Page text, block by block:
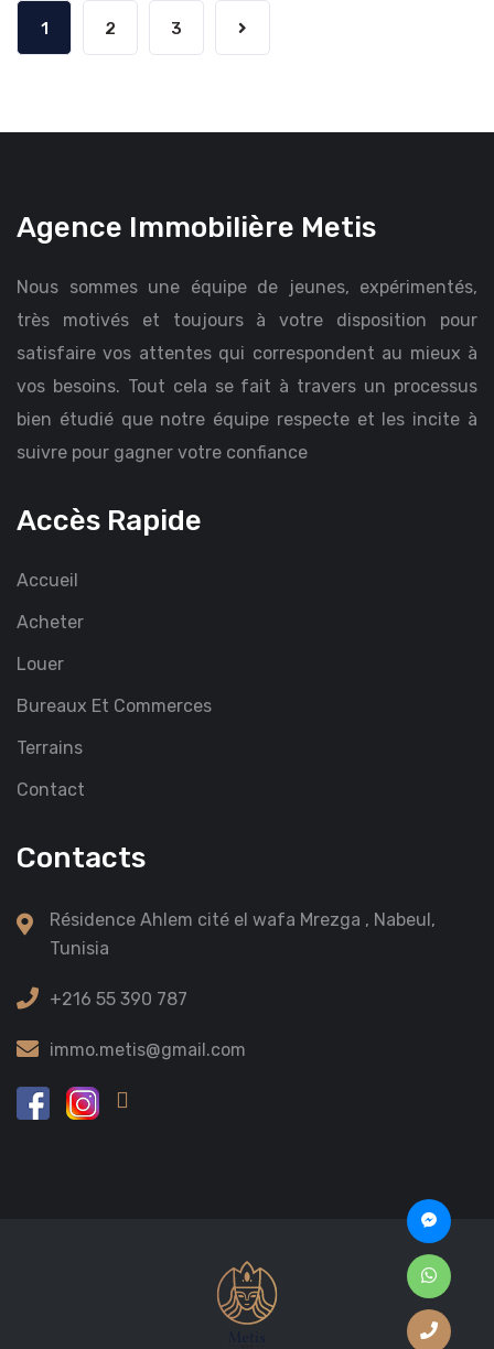
1 2 3
Agence Immobilière Metis
Nous sommes une équipe de jeunes, expérimentés,
très motivés et toujours à votre disposition pour
satisfaire vos attentes qui correspondent au mieux à
vos besoins. Tout cela se fait à travers un processus
bien étudié que notre équipe respecte et les incite à
suivre pour gagner votre confiance
Accès Rapide
Accueil
Acheter
Louer
Bureaux Et Commerces
Terrains
Contact
Contacts
Résidence Ahlem cité el wafa Mrezga , Nabeul,
Tunisia
+216 55 390 787
immo.metis@gmail.com